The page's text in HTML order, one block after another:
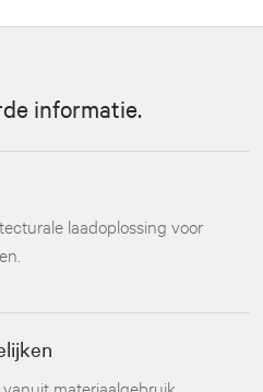
informatie.
laadoplossing voor
materiaalgebruik,